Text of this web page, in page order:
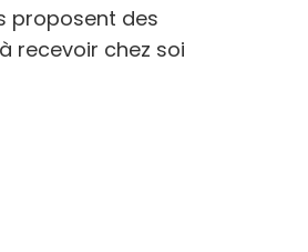
proposent des
recevoir chez soi